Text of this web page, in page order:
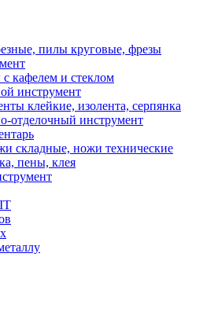
пилы круговые, фрезы
кафелем и стеклом
инструмент
клейкие, изолента, серпянка
отделочный инструмент
складные, ножи технические
пены, клея